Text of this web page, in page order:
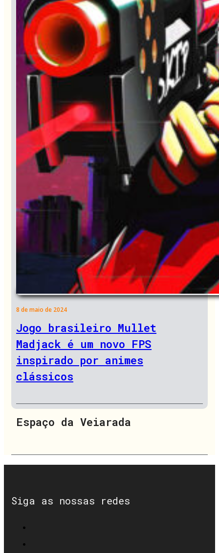
8 de maio de 2024
Jogo brasileiro Mullet
Madjack é um novo FPS
inspirado por animes
clássicos
Espaço da Veiarada
Siga as nossas redes